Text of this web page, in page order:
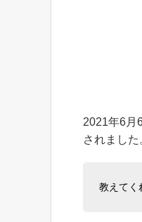
2021年6月
されました
教えてく